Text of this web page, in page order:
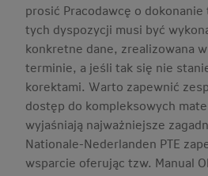
prosić Pracodawcę o
tych dyspozycji musi być
konkretne dane, zrealizowana
terminie, a jeśli tak się nie
korektami. Warto zapewnić
dostęp do kompleksowych
wyjaśniają najważniejsze
Nationale-Nederlanden PTE
wsparcie oferując tzw. Manual